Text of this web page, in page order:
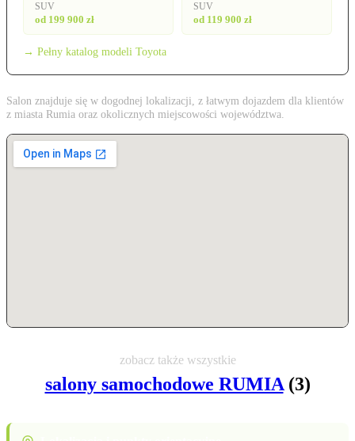
SUV
od 199 900 zł
SUV
od 119 900 zł
→ Pełny katalog modeli Toyota
Salon znajduje się w dogodnej lokalizacji, z łatwym dojazdem dla klientów
z miasta Rumia oraz okolicznych miejscowości województwa.
zobacz także wszystkie
salony samochodowe RUMIA(3)